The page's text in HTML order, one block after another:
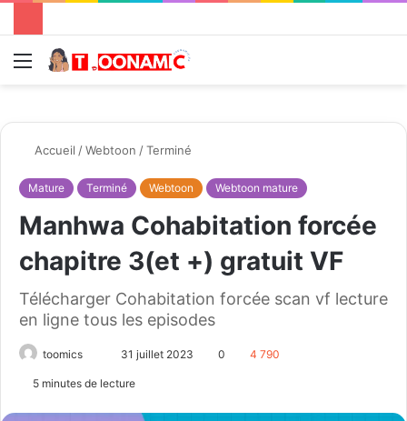
Menu
Accueil /Webtoon /Terminé
Mature Terminé Webtoon Webtoon mature
Manhwa Cohabitation forcée
chapitre 3(et +) gratuit VF
Télécharger Cohabitation forcée scan vf lecture
en ligne tous les episodes
toomics
n
31 juillet 2023 0 4 790
5 minutes de lecture